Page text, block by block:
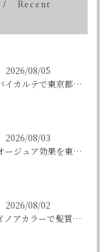
Recent
2026/08/05
バイカルテで東京都中央区銀座のエイジングケア悩みを解決する方法と正規品選びのポイント
2026/08/03
オージュア効果を東京都中央区銀座で実感する選び方と購入ポイント
2026/08/02
イノアカラーで髪質改善を叶える東京都中央区銀座の新しい髪色体験